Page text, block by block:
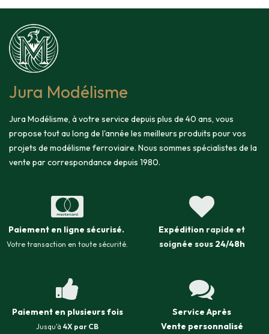
Jura Modélisme
Jura Modélisme, à votre service depuis plus de 40 ans, vous
propose tout au long de l'année les meilleurs produits pour vos
projets de modélisme ferroviaire. Nous sommes spécialistes de la
vente par correspondance depuis 1980.
Paiement en ligne sécurisé.
Votre transaction en toute sécurité.
Expédition rapide et
soignée sous 24/48h
Paiement en plusieurs fois
Jusqu'à 4X par CB
Service Après
Vente personnalisé